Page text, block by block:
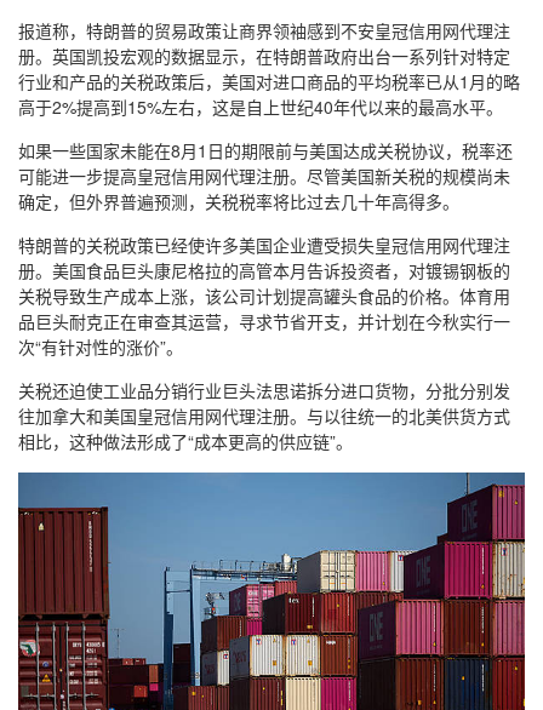
报道称，特朗普的贸易政策让商界领袖感到不安皇冠信用网代理注
册。英国凯投宏观的数据显示，在特朗普政府出台一系列针对特定
行业和产品的关税政策后，美国对进口商品的平均税率已从1月的略
高于2%提高到15%左右，这是自上世纪40年代以来的最高水平。
如果一些国家未能在8月1日的期限前与美国达成关税协议，税率还
可能进一步提高皇冠信用网代理注册。尽管美国新关税的规模尚未
确定，但外界普遍预测，关税税率将比过去几十年高得多。
特朗普的关税政策已经使许多美国企业遭受损失皇冠信用网代理注
册。美国食品巨头康尼格拉的高管本月告诉投资者，对镀锡钢板的
关税导致生产成本上涨，该公司计划提高罐头食品的价格。体育用
品巨头耐克正在审查其运营，寻求节省开支，并计划在今秋实行一
次“有针对性的涨价”。
关税还迫使工业品分销行业巨头法思诺拆分进口货物，分批分别发
往加拿大和美国皇冠信用网代理注册。与以往统一的北美供货方式
相比，这种做法形成了“成本更高的供应链”。